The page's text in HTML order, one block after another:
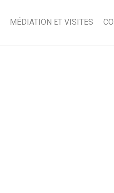
MÉDIATION ET VISITES